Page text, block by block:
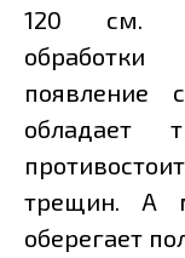
120 см.
появление
обладает
трещин. А
оберегает